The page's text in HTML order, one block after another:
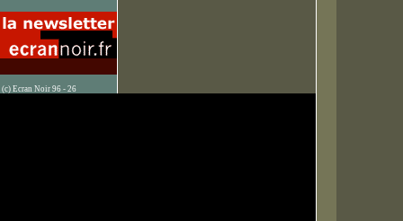
(c) Ecran Noir 96 - 26